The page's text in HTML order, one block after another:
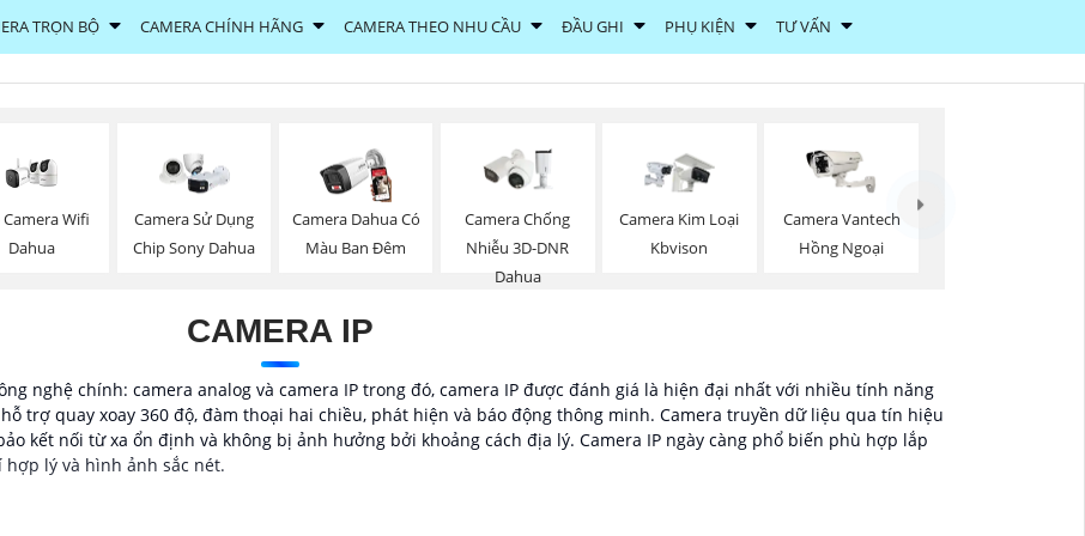
TRỌN BỘ CAMERA CHÍNH HÃNG CAMERA THEO NHU CẦU ĐẦU GHI PHỤ KIỆN TƯ VẤN
Camera Wifi
Dahua
Camera Sử Dụng
Chip Sony Dahua
Camera Dahua Có
Màu Ban Đêm
Camera Chống
Nhiễu 3D-DNR
Dahua
Camera Kim Loại
Kbvison
Camera Vantech
Hồng Ngoại
CAMERA IP
nghệ chính: camera analog và camera IP trong đó, camera IP được đánh giá là hiện đại nhất với nhiều tính năng
trợ quay xoay 360 độ, đàm thoại hai chiều, phát hiện và báo động thông minh. Camera truyền dữ liệu qua tín hiệu
kết nối từ xa ổn định và không bị ảnh hưởng bởi khoảng cách địa lý. Camera IP ngày càng phổ biến phù hợp lắp
lý và hình ảnh sắc nét.